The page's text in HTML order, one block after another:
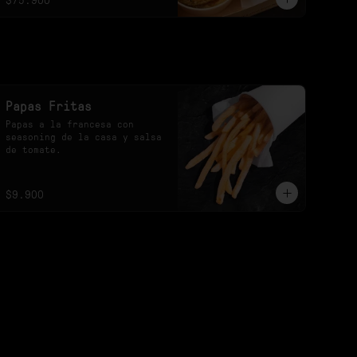
Papas Fritas
Papas a la francesa con
seasoning de la casa y salsa
de tomate.
$9.900